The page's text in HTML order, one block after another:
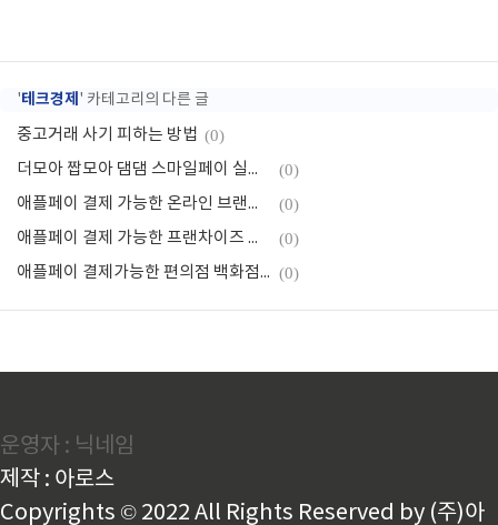
'테크경제 ' 카테고리의 다른 글
중고거래 사기 피하는 방법 (0)
더모아 짭모아 댐댐 스마일페이 실적제외, 큐텐관련 공지 (0)
애플페이 결제 가능한 온라인 브랜드 매장, 결제방법 팁 (0)
애플페이 결제 가능한 프랜차이즈 햄버거 디저트 호텔 등 (0)
애플페이 결제가능한 편의점 백화점 마트 카페 (0)
운영자 : 닉네임
제작 : 아로스
Copyrights © 2022 All Rights Reserved by (주)아